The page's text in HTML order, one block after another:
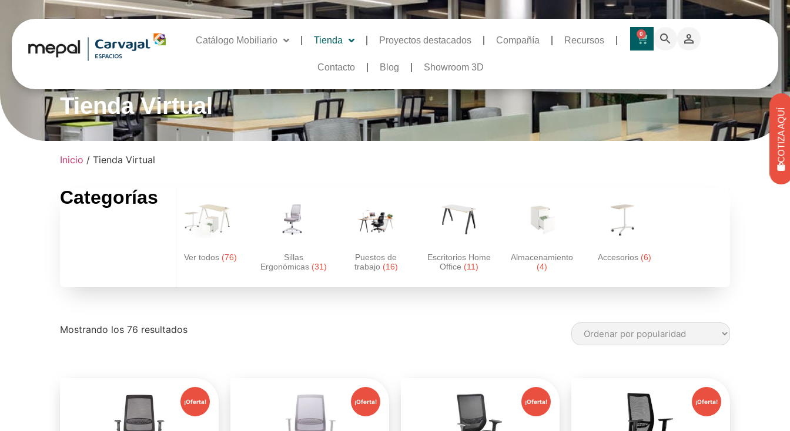
Catálogo Mobiliario Tienda Proyectos destacados Compañía Recursos
Contacto Blog Showroom 3D
0
COTIZA AQUÍ
Tienda Virtual
Inicio / Tienda Virtual
Categorías
Ver todos (76)
Sillas
Ergonómicas (31)
Puestos de
trabajo (16)
Escritorios Home
Office (11)
Almacenamiento
(4)
Accesorios (6)
Mostrando los 76 resultados
¡Oferta! ¡Oferta! ¡Oferta! ¡Oferta!